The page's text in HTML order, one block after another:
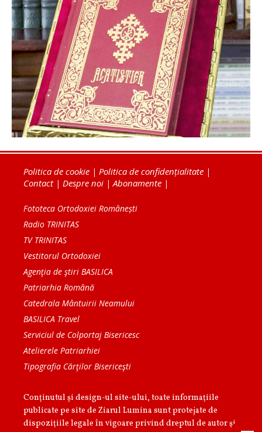
Politica de cookie | Politica de confidențialitate |
Contact| Despre noi | Abonamente |
Fototeca Ortodoxiei Românești
Radio TRINITAS
TV TRINITAS
Vestitorul Ortodoxiei
Agenţia de ştiri BASILICA
Patriarhia Română
Catedrala Mântuirii Neamului
BASILICA Travel
Serviciul de Colportaj Bisericesc
Atelierele Patriarhiei
Tipografia Cărţilor Bisericeşti
Conținutul și design-ul site-ului, toate informaţiile
publicate pe site de Ziarul Lumina sunt protejate de
dispoziţiile legale în vigoare privind dreptul de autor şi